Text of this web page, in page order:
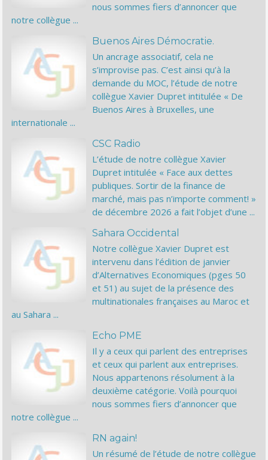
nous sommes fiers d’annoncer que
notre collègue ...
Buenos Aires Démocratie.
Un ancrage associatif, cela ne
s’improvise pas. C’est ainsi qu’à la
demande du MOC, l’étude de notre
collègue Xavier Dupret intitulée « De
Buenos Aires à Bruxelles, une
internationale ...
CSC Radio
L’étude de notre collègue Xavier
Dupret intitulée « Face aux dettes
publiques. Sortir de la finance de
marché, mais pas n’importe comment! »
de décembre 2026 a fait l’objet d’une ...
Sahara Occidental
Notre collègue Xavier Dupret est
intervenu dans l’édition de janvier
d’Alternatives Economiques (pges 50
et 51) au sujet de la présence des
multinationales françaises au Maroc et
au Sahara ...
Echo PME
Il y a ceux qui parlent des entreprises
et ceux qui parlent aux entreprises.
Nous appartenons résolument à la
deuxième catégorie. Voilà pourquoi
nous sommes fiers d’annoncer que
notre collègue ...
RN again!
Un résumé de l’étude de notre collègue